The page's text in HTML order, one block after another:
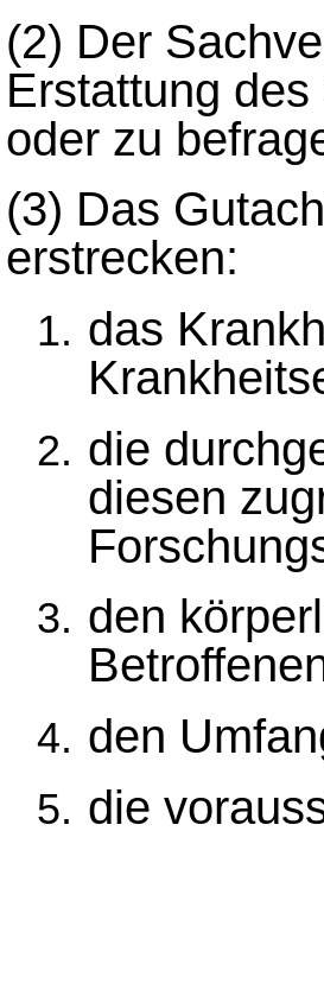
(2) Der
Erstattung
oder zu
(3) Das
erstrecken:
das
die
diesen
den
den
die